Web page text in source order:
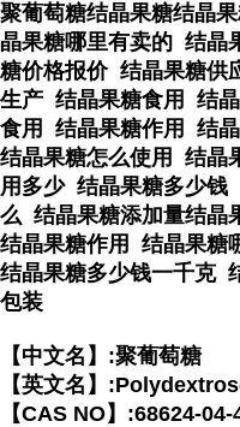
聚葡萄糖结晶果糖结晶
晶果糖哪里有卖的 结晶
糖价格报价 结晶果糖供
生产 结晶果糖食用 结
食用 结晶果糖作用 结
结晶果糖怎么使用 结晶
用多少 结晶果糖多少钱
么 结晶果糖添加量结晶
结晶果糖作用 结晶果糖
结晶果糖多少钱一千克
包装
【中文名】:聚葡萄糖
【英文名】
【CAS NO】:68624-04-